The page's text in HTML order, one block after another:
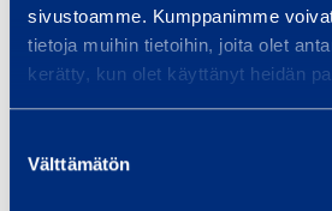
sivustoamme. Kumppanimme
tietoja muihin tietoihin, joita olet
kerätty, kun olet käyttänyt heidän
valinta
Välttämätön
e
n
t
a
Lue lisää